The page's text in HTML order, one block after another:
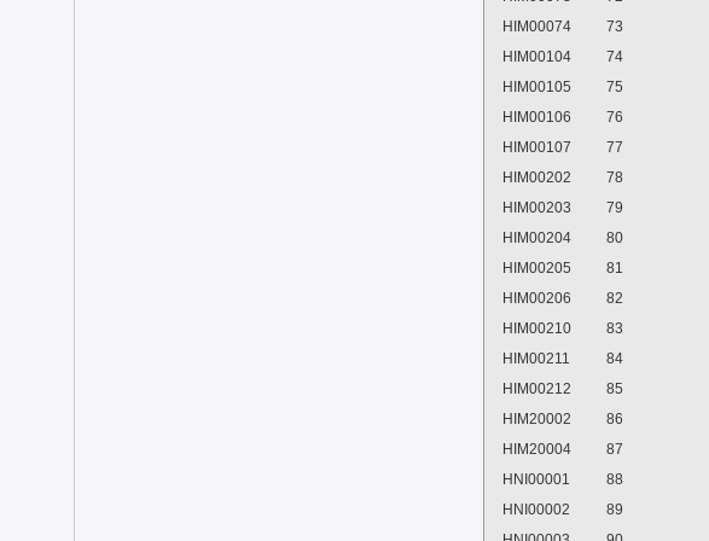
HIM00074
73
HIM00104
74
HIM00105
75
HIM00106
76
HIM00107
77
HIM00202
78
HIM00203
79
HIM00204
80
HIM00205
81
HIM00206
82
HIM00210
83
HIM00211
84
HIM00212
85
HIM20002
86
HIM20004
87
HNI00001
88
HNI00002
89